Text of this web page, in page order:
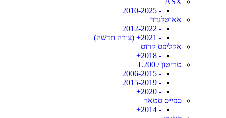
- 2010-2025
אאוטלנדר
- 2012-2022
- 2021+ (צורה חדשה)
אקליפס קרוס
- 2018+
טריטון / L200
- 2006-2015
- 2015-2019
- 2020+
ספייס סטאר
- 2014+